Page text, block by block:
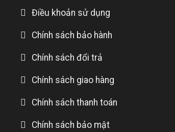
Điều khoản sử dụng
Chính sách bảo hành
Chính sách đổi trả
Chính sách giao hàng
Chính sách thanh toán
Chính sách bảo mật